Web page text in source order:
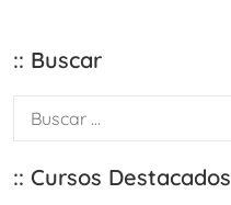
:: Buscar
:: Cursos Destacados